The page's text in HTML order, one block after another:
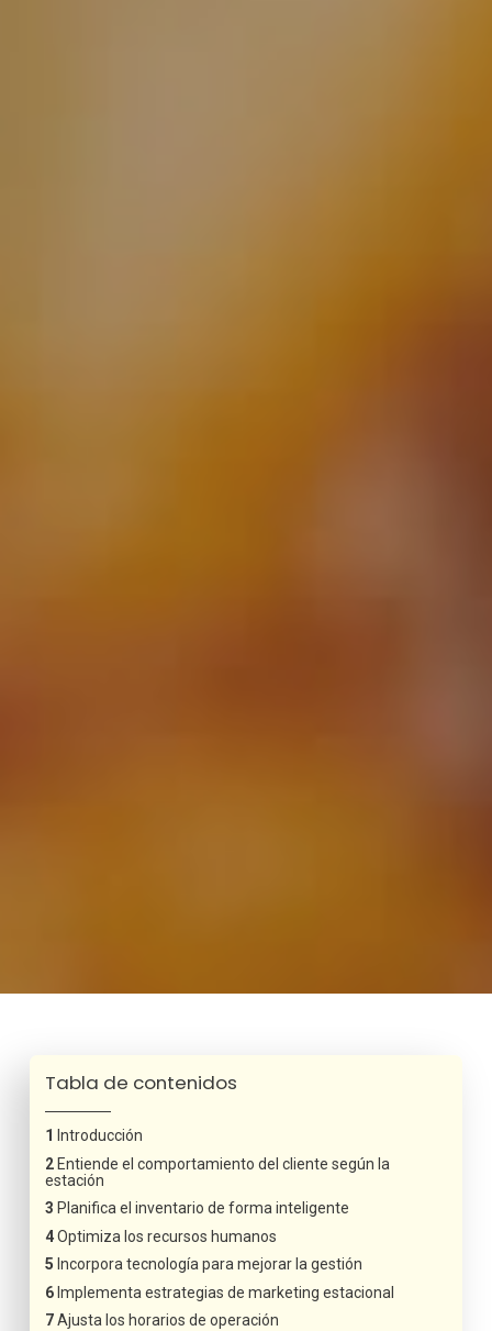
Tabla de contenidos
Introducción
Entiende el comportamiento del cliente según la
estación
Planifica el inventario de forma inteligente
Optimiza los recursos humanos
Incorpora tecnología para mejorar la gestión
Implementa estrategias de marketing estacional
Ajusta los horarios de operación